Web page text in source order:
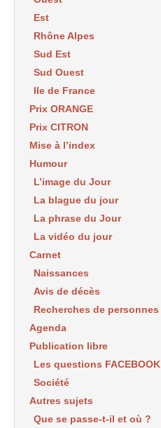
Est
Rhône Alpes
Sud Est
Sud Ouest
Ile de France
Prix ORANGE
Prix CITRON
Mise à l’index
Humour
L’image du Jour
La blague du jour
La phrase du Jour
La vidéo du jour
Carnet
Naissances
Avis de décès
Recherches de personnes
Agenda
Publication libre
Les questions FACEBOOK
Société
Autres sujets
Que se passe-t-il et où ?